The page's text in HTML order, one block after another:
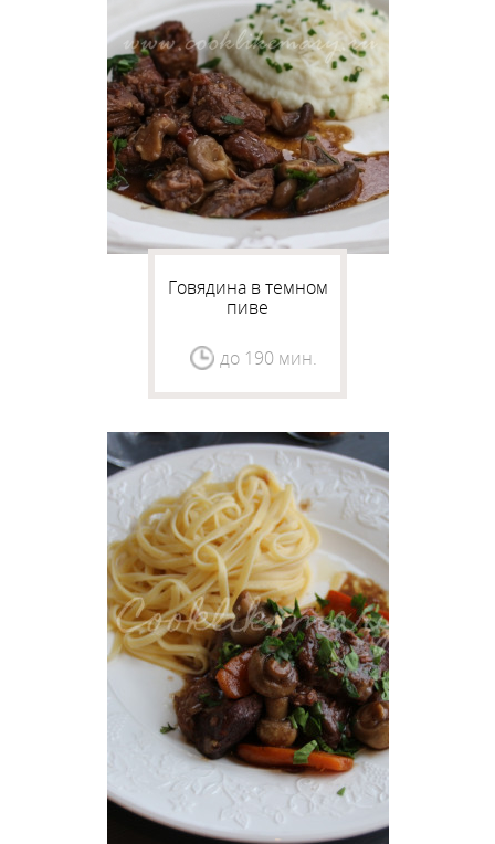
Говядина в темном
пиве
до 190 мин.